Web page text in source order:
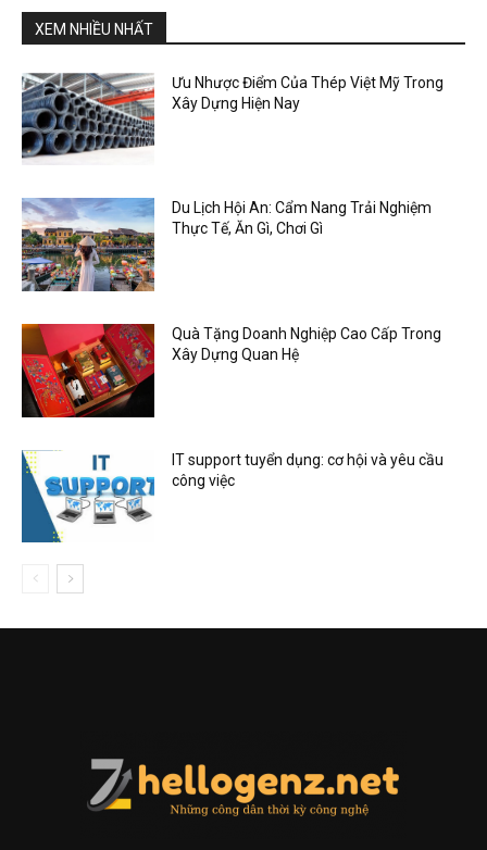
XEM NHIỀU NHẤT
Ưu Nhược Điểm Của Thép Việt Mỹ Trong
Xây Dựng Hiện Nay
Du Lịch Hội An: Cẩm Nang Trải Nghiệm
Thực Tế, Ăn Gì, Chơi Gì
Quà Tặng Doanh Nghiệp Cao Cấp Trong
Xây Dựng Quan Hệ
IT support tuyển dụng: cơ hội và yêu cầu
công việc